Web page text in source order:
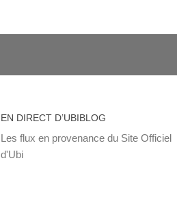
EN DIRECT D’UBIBLOG
Les flux en provenance du Site Officiel
d'Ubi